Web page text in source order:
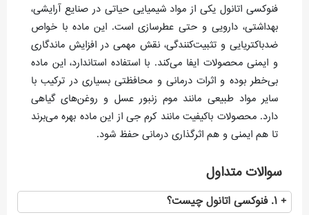
فنوکسی اتانول یکی از مواد شیمیایی حیاتی در صنایع آرایشی،
بهداشتی، دارویی و حتی عطرسازی است. این ماده با خواص
ضدباکتریایی و تثبیت‌کنندگی، نقش مهمی در افزایش ماندگاری
و ایمنی محصولات ایفا می‌کند. با استفاده استاندارد، این ماده
بی‌خطر بوده و اثرات درمانی و محافظتی بسیاری در ترکیب با
سایر مواد طبیعی مانند موم زنبور عسل و روغن‌های گیاهی
دارد. محصولات باکیفیت مانند کرم جی از این ماده بهره می‌برند
تا هم ایمنی و هم اثرگذاری درمانی حفظ شود.
سوالات متداول
۱. فنوکسی اتانول چیست؟